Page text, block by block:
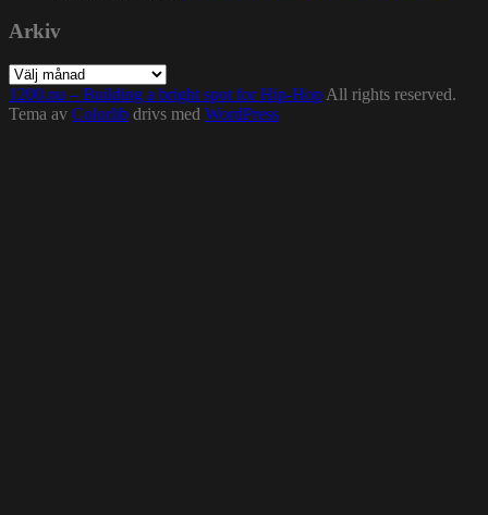
Arkiv
Arkiv
1200.nu – Building a bright spot for Hip-Hop All rights reserved.
Tema av Colorlib drivs med WordPress